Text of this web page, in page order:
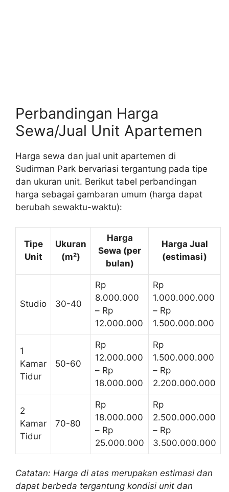
Perbandingan Harga
Sewa/Jual Unit Apartemen
Harga sewa dan jual unit apartemen di
Sudirman Park bervariasi tergantung pada tipe
dan ukuran unit. Berikut tabel perbandingan
harga sebagai gambaran umum (harga dapat
berubah sewaktu-waktu):
Tipe
Unit
Ukuran
(m²)
Harga
Sewa (per
bulan)
Harga Jual
(estimasi)
Studio 30-40
Rp
8.000.000
– Rp
12.000.000
Rp
1.000.000.000
– Rp
1.500.000.000
1
Kamar
Tidur
50-60
Rp
12.000.000
– Rp
18.000.000
Rp
1.500.000.000
– Rp
2.200.000.000
2
Kamar
Tidur
70-80
Rp
18.000.000
– Rp
25.000.000
Rp
2.500.000.000
– Rp
3.500.000.000
Catatan: Harga di atas merupakan estimasi dan
dapat berbeda tergantung kondisi unit dan